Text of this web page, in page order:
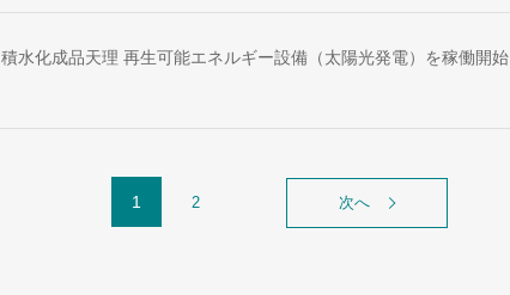
積水化成品天理 再生可能エネルギー設備（太陽光発電）を稼働開始
1 2 次へ